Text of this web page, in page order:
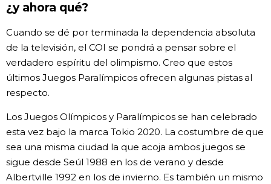
¿y ahora qué?
Cuando se dé por terminada la dependencia absoluta
de la televisión, el COI se pondrá a pensar sobre el
verdadero espíritu del olimpismo. Creo que estos
últimos Juegos Paralímpicos ofrecen algunas pistas al
respecto.
Los Juegos Olímpicos y Paralímpicos se han celebrado
esta vez bajo la marca Tokio 2020. La costumbre de que
sea una misma ciudad la que acoja ambos juegos se
sigue desde Seúl 1988 en los de verano y desde
Albertville 1992 en los de invierno. Es también un mismo